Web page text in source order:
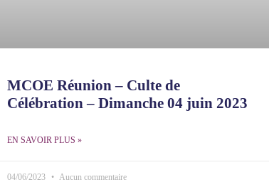
MCOE Réunion – Culte de
Célébration – Dimanche 04 juin 2023
EN SAVOIR PLUS »
04/06/2023 Aucun commentaire